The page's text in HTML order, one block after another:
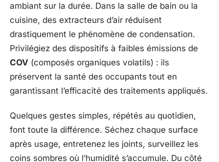
ambiant sur la durée. Dans la salle de bain ou la
cuisine, des extracteurs d’air réduisent
drastiquement le phénomène de condensation.
Privilégiez des dispositifs à faibles émissions de
COV (composés organiques volatils) : ils
préservent la santé des occupants tout en
garantissant l’efficacité des traitements appliqués.
Quelques gestes simples, répétés au quotidien,
font toute la différence. Séchez chaque surface
après usage, entretenez les joints, surveillez les
coins sombres où l’humidité s’accumule. Du côté